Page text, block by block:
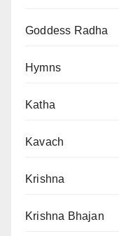
Goddess Radha
Hymns
Katha
Kavach
Krishna
Krishna Bhajan